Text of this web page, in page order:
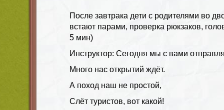
После завтрака дети с родителями во
встают парами, проверка рюкзаков,
5 мин)
Инструктор: Сегодня мы с вами
Много нас открытий ждёт.
А поход наш не простой,
Слёт туристов, вот какой!